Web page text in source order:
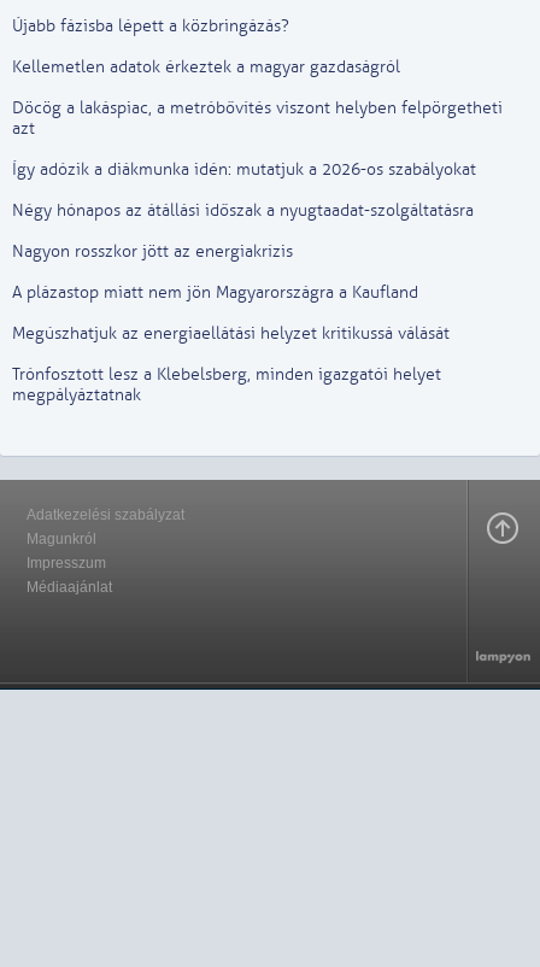
Újabb fázisba lépett a közbringázás?
Kellemetlen adatok érkeztek a magyar gazdaságról
Döcög a lakáspiac, a metróbővítés viszont helyben felpörgetheti
azt
Így adózik a diákmunka idén: mutatjuk a 2026-os szabályokat
Négy hónapos az átállási időszak a nyugtaadat-szolgáltatásra
Nagyon rosszkor jött az energiakrízis
A plázastop miatt nem jön Magyarországra a Kaufland
Megúszhatjuk az energiaellátási helyzet kritikussá válását
Trónfosztott lesz a Klebelsberg, minden igazgatói helyet
megpályáztatnak
Adatkezelési szabályzat
Magunkról
Impresszum
Médiaajánlat